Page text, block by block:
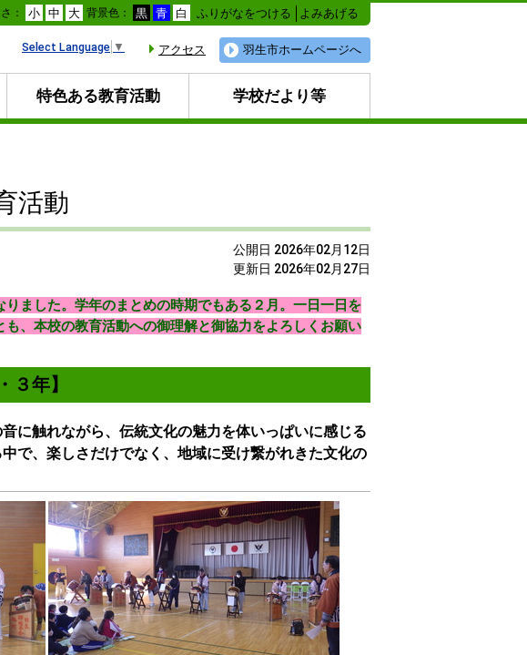
： 小 中 大 背景色： 黒 青 白 ふりがなをつける よみあげる
羽生市ホームページへ
アクセス
Select Language ▼
特色ある教育活動 学校だより等
活動
公開日 2026年02月12日
更新日 2026年02月27日
ました。学年のまとめの時期でもある２月。一日一日を
、本校の教育活動への御理解と御協力をよろしくお願い
年】
に触れながら、伝統文化の魅力を体いっぱいに感じる
で、楽しさだけでなく、地域に受け繋がれきた文化の